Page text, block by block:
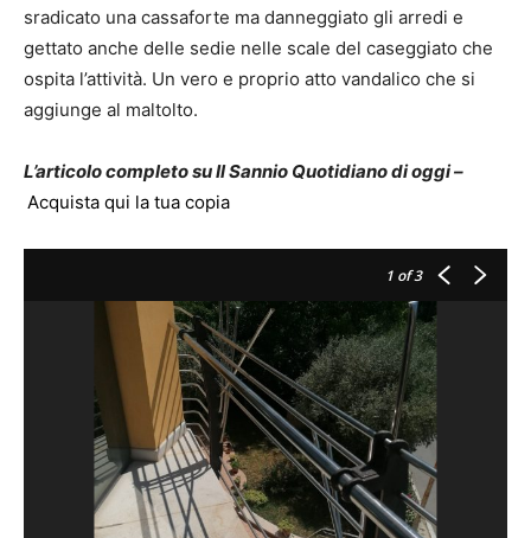
sradicato una cassaforte ma danneggiato gli arredi e
gettato anche delle sedie nelle scale del caseggiato che
ospita l’attività. Un vero e proprio atto vandalico che si
aggiunge al maltolto.
L’articolo completo su Il Sannio Quotidiano di oggi –
Acquista qui la tua copia
1 of 3